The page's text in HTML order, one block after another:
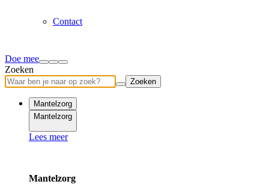
Contact
Doe mee
Zoeken
Zoeken
Mantelzorg
Mantelzorg
Lees meer
Mantelzorg